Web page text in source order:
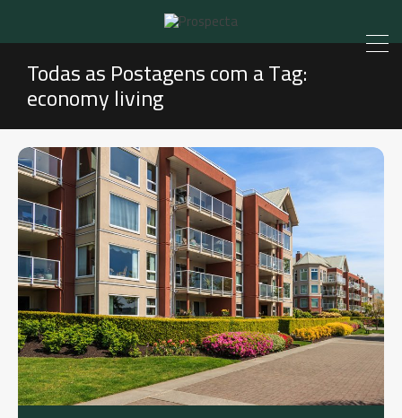
Todas as Postagens com a Tag:
economy living